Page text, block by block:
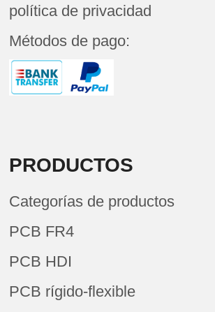
política de privacidad
Métodos de pago:
PRODUCTOS
Categorías de productos
PCB FR4
PCB HDI
PCB rígido-flexible